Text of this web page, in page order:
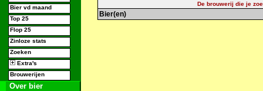
Bier vd maand
Top 25
Flop 25
Zinloze stats
Zoeken
Extra's
Brouwerijen
Over bier
De brouwerij die je
Bier(en)